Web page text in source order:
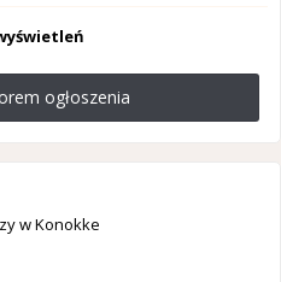
ogłoszenia
w Konokke